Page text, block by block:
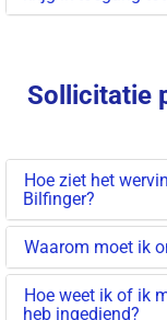
Sollicitatie
Hoe ziet het
Bilfinger?
Waarom moet ik
Hoe weet ik of ik
heb ingediend?